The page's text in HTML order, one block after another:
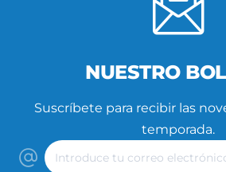
NUESTRO
Suscríbete para recibir las
temporada.
Introduce
tu